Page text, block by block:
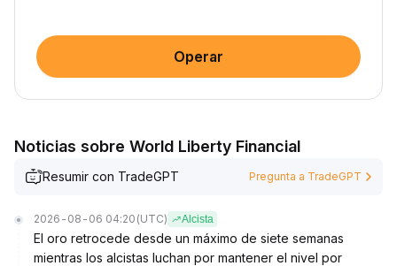
Operar
Noticias sobre World Liberty Financial
Resumir con TradeGPT Pregunta a TradeGPT
2026-08-06 04:20 (UTC) Alcista
El oro retrocede desde un máximo de siete semanas
mientras los alcistas luchan por mantener el nivel por